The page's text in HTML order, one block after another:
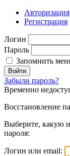
Авторизация
Регистрация
Логин
Пароль
Запомнить
Войти
Забыли пароль?
Временно
Восстановление
Выберите, какую
пароля:
Логин или email: